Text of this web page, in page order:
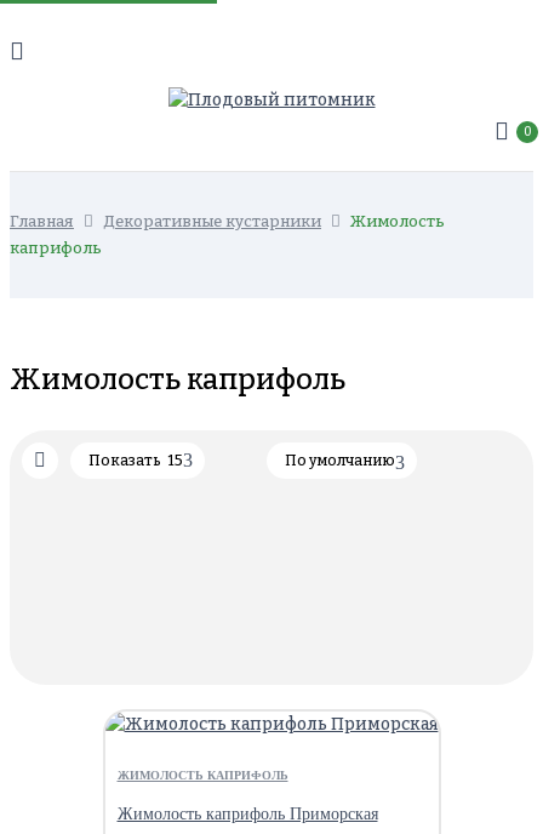
0
Главная Декоративные кустарники
Жимолость
каприфоль
Жимолость каприфоль
По умолчанию
Показать 15
ЖИМОЛОСТЬ КАПРИФОЛЬ
Жимолость каприфоль Приморская